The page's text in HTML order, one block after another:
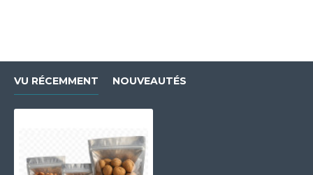
VU RÉCEMMENT NOUVEAUTÉS